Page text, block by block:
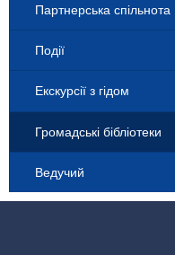
Партнерська спільнота
Події
Екскурсії з гідом
Громадські бібліотеки
Ведучий